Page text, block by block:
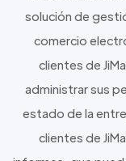
solución de
comercio
clientes de
administrar sus
estado de la
clientes de